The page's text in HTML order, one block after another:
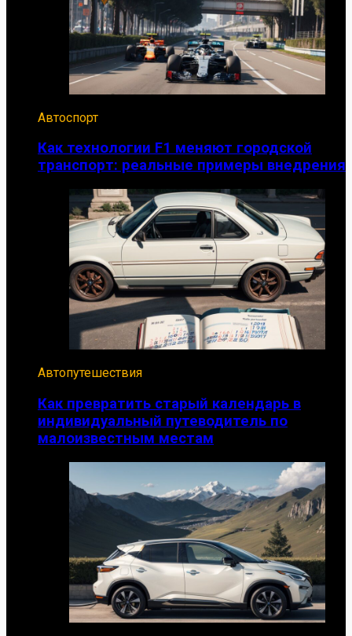
Автоспорт
Как технологии F1 меняют городской
транспорт: реальные примеры внедрения
Автопутешествия
Как превратить старый календарь в
индивидуальный путеводитель по
малоизвестным местам